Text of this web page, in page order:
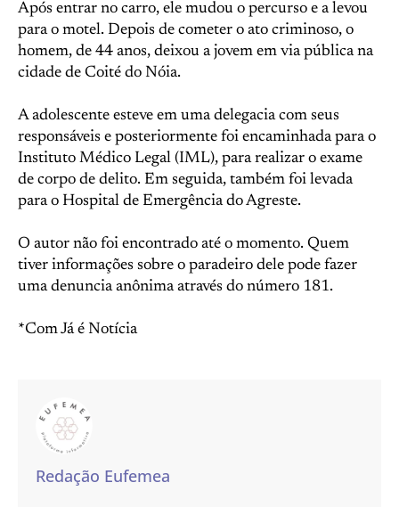
Após entrar no carro, ele mudou o percurso e a levou
para o motel. Depois de cometer o ato criminoso, o
homem, de 44 anos, deixou a jovem em via pública na
cidade de Coité do Nóia.
A adolescente esteve em uma delegacia com seus
responsáveis e posteriormente foi encaminhada para o
Instituto Médico Legal (IML), para realizar o exame
de corpo de delito. Em seguida, também foi levada
para o Hospital de Emergência do Agreste.
O autor não foi encontrado até o momento. Quem
tiver informações sobre o paradeiro dele pode fazer
uma denuncia anônima através do número 181.
*Com Já é Notícia
Redação Eufemea